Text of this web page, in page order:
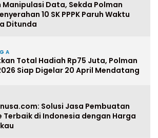
Manipulasi Data, Sekda Polman
10 SK PPPK Paruh Waktu
Ditunda
Total Hadiah Rp75 Juta, Polman
Siap Digelar 20 April Mendatang
Solusi Jasa Pembuatan
Terbaik di Indonesia dengan Harga